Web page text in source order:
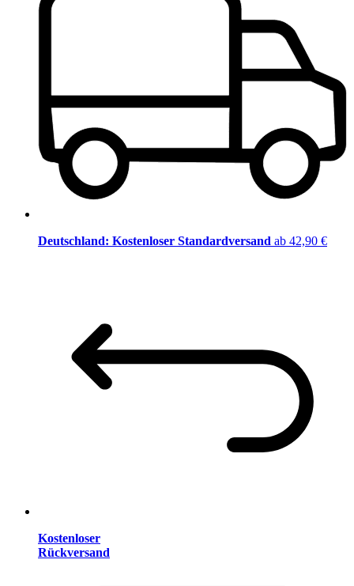
Deutschland: Kostenloser Standardversand ab 42,90 €
Kostenloser
Rückversand